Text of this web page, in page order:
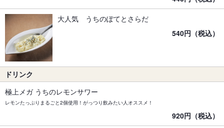
大人気 うちのぽてとさらだ
540円（税込）
ドリンク
極上メガ うちのレモンサワー
レモンたっぷりまるごと2個使用！がっつり飲みたい人オススメ！
920円（税込）